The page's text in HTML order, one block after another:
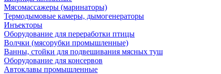
Мясомассажеры (маринаторы)
Термодымовые камеры, дымогенераторы
Инъекторы
Оборудование для переработки птицы
Волчки (мясорубки промышленные)
Ванны, стойки для подвешивания мясных туш
Оборудование для консервов
Автоклавы промышленные